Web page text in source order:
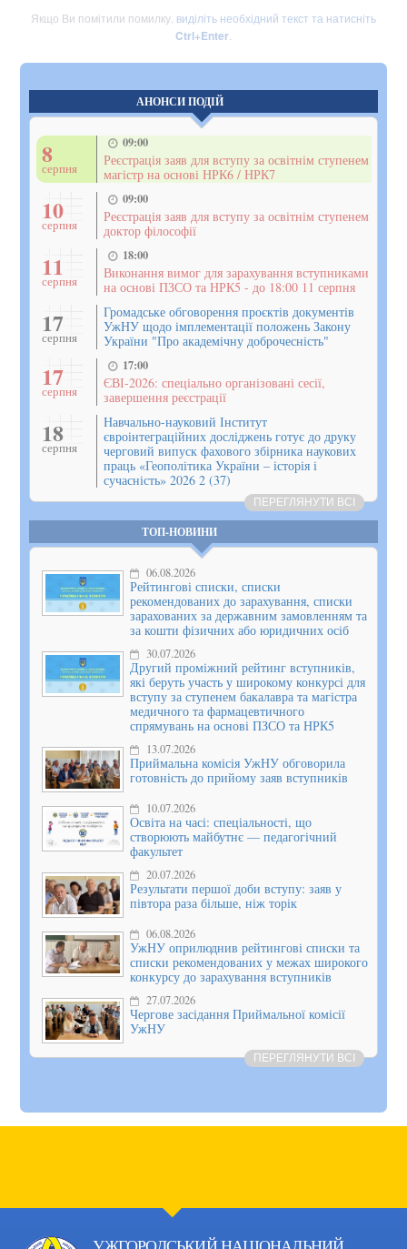
Якщо Ви помітили помилку, виділіть необхідний текст та натисніть
Ctrl+Enter
АНОНСИ ПОДІЙ
8
серпня
09:00
Реєстрація заяв для вступу за освітнім ступенем
магістр на основі НРК6 / НРК7
10
серпня
09:00
Реєстрація заяв для вступу за освітнім ступенем
доктор філософії
11
серпня
18:00
Виконання вимог для зарахування вступниками
на основі ПЗСО та НРК5 - до 18:00 11 серпня
17
серпня
Громадське обговорення проєктів документів
УжНУ щодо імплементації положень Закону
України "Про академічну доброчесність"
17
серпня
17:00
ЄВІ-2026: спеціально організовані сесії,
завершення реєстрації
18
серпня
Навчально-науковий Інститут
євроінтеграційних досліджень готує до друку
черговий випуск фахового збірника наукових
праць «Геополітика України – історія і
сучасність» 2026 2 (37)
ПЕРЕГЛЯНУТИ ВСІ
ТОП-НОВИНИ
06.08.2026
Рейтингові списки, списки
рекомендованих до зарахування, списки
зарахованих за державним замовленням та
за кошти фізичних або юридичних осіб
30.07.2026
Другий проміжний рейтинг вступників,
які беруть участь у широкому конкурсі для
вступу за ступенем бакалавра та магістра
медичного та фармацевтичного
спрямувань на основі ПЗСО та НРК5
13.07.2026
Приймальна комісія УжНУ обговорила
готовність до прийому заяв вступників
10.07.2026
Освіта на часі: спеціальності, що
створюють майбутнє — педагогічний
факультет
20.07.2026
Результати першої доби вступу: заяв у
півтора раза більше, ніж торік
06.08.2026
УжНУ оприлюднив рейтингові списки та
списки рекомендованих у межах широкого
конкурсу до зарахування вступників
27.07.2026
Чергове засідання Приймальної комісії
УжНУ
ПЕРЕГЛЯНУТИ ВСІ